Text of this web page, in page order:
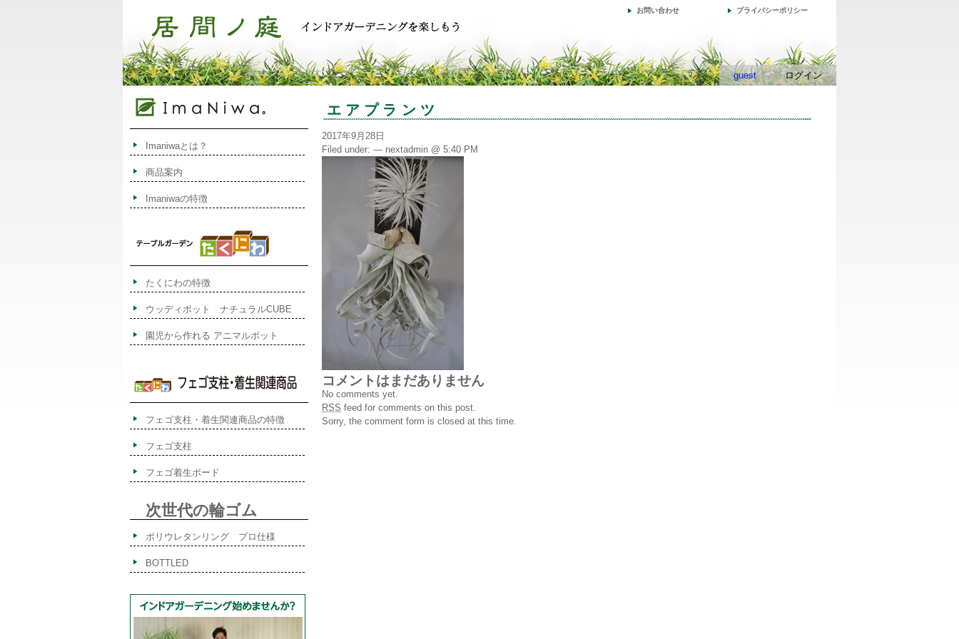
プライバシーポリシー
お問い合わせ
guest ログイン
エアプランツ
2017年9月28日
Filed under: — nextadmin @ 5:40 PM
コメントはまだありません
No comments yet.
RSS feed for comments on this post.
Sorry, the comment form is closed at this time.
Imaniwaとは？
商品案内
Imaniwaの特徴
たくにわの特徴
ウッディポット ナチュラルCUBE
園児から作れる アニマルポット
フェゴ支柱・着生関連商品の特徴
フェゴ支柱
フェゴ着生ボード
次世代の輪ゴム
ポリウレタンリング プロ仕様
BOTTLED